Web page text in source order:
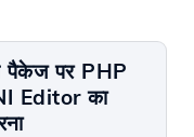
पैकेज पर PHP
Editor का